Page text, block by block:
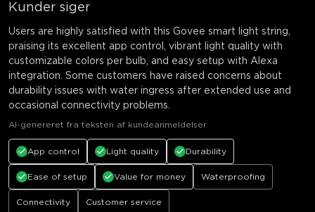
Kunder siger
Users are highly satisfied with this Govee smart light string,
praising its excellent app control, vibrant light quality with
customizable colors per bulb, and easy setup with Alexa
integration. Some customers have raised concerns about
durability issues with water ingress after extended use and
occasional connectivity problems.
AI-genereret fra teksten af kundeanmeldelser
App control Light quality Durability
Ease of setup Value for money Waterproofing
Connectivity Customer service